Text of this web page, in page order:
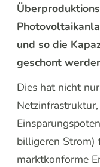
und so die
geschont
Dies hat nicht
billigeren Strom)
marktkonforme